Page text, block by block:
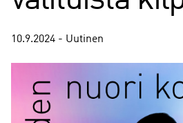
10.9.2024 - Uutinen